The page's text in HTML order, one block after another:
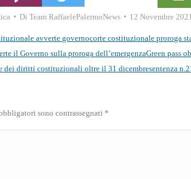
DiTeam RaffaelePalermoNews 12 Novembre 2021
avverte governocorte costituzionale proroga
il Governo sulla proroga dell’emergenzaGreen pass
dei diritti costituzionali oltre il 31 dicembresentenza
sono contrassegnati *